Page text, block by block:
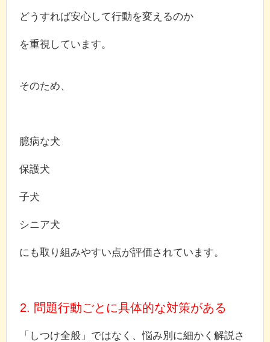
どうすれば安心して行動を変えるのか
を重視しています。
そのため、
臆病な犬
保護犬
子犬
シニア犬
にも取り組みやすい点が評価されています。
2. 問題行動ごとに具体的な対策がある
「しつけ全般」ではなく、悩み別に細かく解説さ